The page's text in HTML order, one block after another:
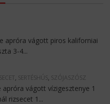
apróra vágott piros kaliforniai
3-4...
, SERTÉSHÚS, SZÓJASZÓSZ
vágott vízigesztenye 1
rizsecet 1...